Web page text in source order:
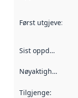
Først utgjeve:
Sist oppdatert
Nøyaktigheit
Tilgjenge: